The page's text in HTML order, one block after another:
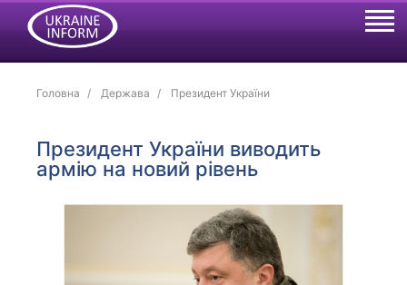
Головна Держава Президент України
Президент України виводить
армію на новий рівень